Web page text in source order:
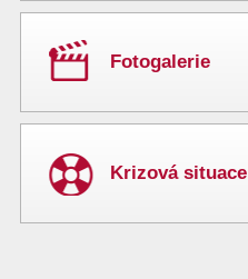
Fotogalerie
Krizová situace